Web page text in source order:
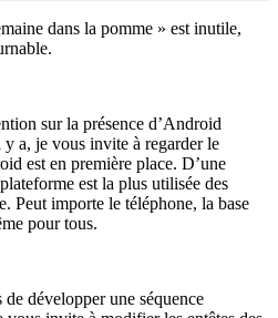
dans la pomme » est inutile,
sur la présence d’Android
a, je vous invite à regarder le
est en première place. D’une
est la plus utilisée des
Peut importe le téléphone, la base
pour tous.
de développer une séquence